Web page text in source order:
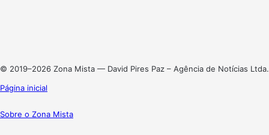
© 2019–2026 Zona Mista — David Pires Paz – Agência de Notícias Ltda.
Página inicial
Sobre o Zona Mista